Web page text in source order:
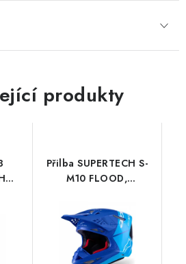
produkty
Přilba SUPERTECH S-
M10 FLOOD,
perleť/světle modrá/
černá/carbon/matná/lesklá)
2026